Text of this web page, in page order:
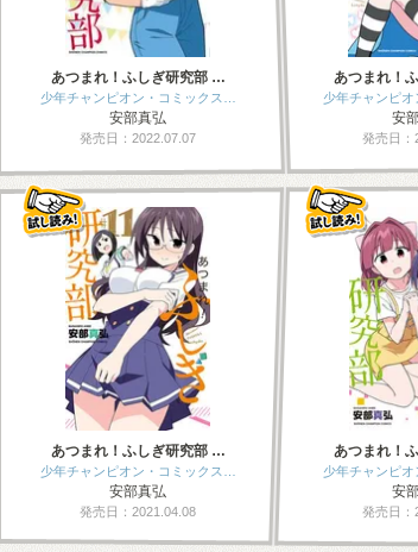
あつまれ！ふしぎ研究部 …
少年チャンピオン・コミックス…
安部真弘
発売日：2022.07.07
あつまれ！
少年チャンピ
安
発売日：
あつまれ！ふしぎ研究部 …
少年チャンピオン・コミックス…
安部真弘
発売日：2021.04.08
あつまれ！
少年チャンピ
安
発売日：